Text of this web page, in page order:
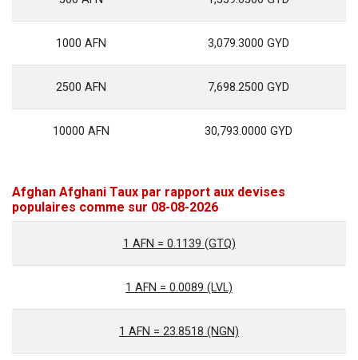
1000 AFN 3,079.3000 GYD
2500 AFN 7,698.2500 GYD
10000 AFN 30,793.0000 GYD
Afghan Afghani Taux par rapport aux devises
populaires comme sur 08-08-2026
1 AFN = 0.1139 (GTQ)
1 AFN = 0.0089 (LVL)
1 AFN = 23.8518 (NGN)